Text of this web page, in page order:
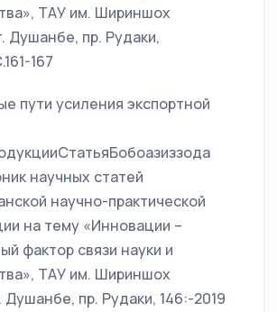
ТАУ им. Шириншох
Душанбе, пр. Рудаки,
167
пути усиления экспортной
научных статей
научно-практической
на тему «Инновации –
фактор связи науки и
ТАУ им. Шириншох
пр. Рудаки, 146:-2019